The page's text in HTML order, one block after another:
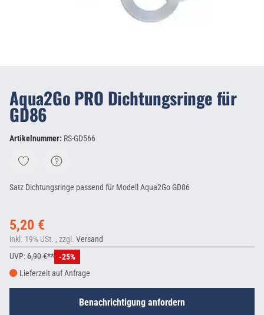
Aqua2Go PRO Dichtungsringe für
GD86
Artikelnummer: RS-GD566
Satz Dichtungsringe passend für Modell Aqua2Go GD86
5,20 €
inkl. 19% USt. , zzgl. Versand
UVP:6,90 €** -25%
Lieferzeit auf Anfrage
Benachrichtigung anfordern